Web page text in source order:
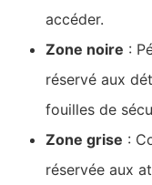
accéder.
Zone noire :
réservé aux
fouilles de
Zone grise :
réservée aux